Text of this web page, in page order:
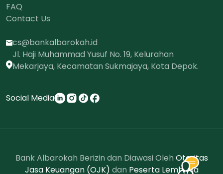
FAQ
Contact Us
cs@bankalbarokah.id
Jl. Haji Muhammad Yusuf No. 19, Kelurahan
Mekarjaya, Kecamatan Sukmajaya, Kota Depok.
Social Media
Bank Albarokah Berizin dan Diawasi Oleh Otoritas
Jasa Keuangan (OJK) dan Peserta Lembaga